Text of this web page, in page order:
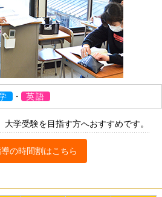
・ 英語
学受験を目指す方へおすすめです。
の時間割はこちら